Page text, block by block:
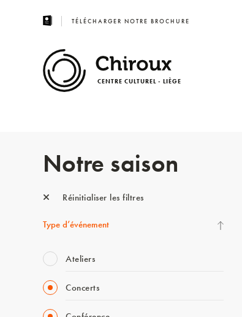
TÉLÉCHARGER NOTRE BROCHURE
CENTRE CULTUREL - LIÈGE
Notre saison
Réinitialiser les filtres
Type d’événement
Ateliers
Concerts